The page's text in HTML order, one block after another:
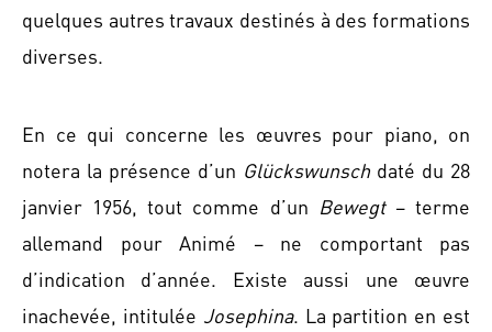
quelques autres travaux destinés à des formations
diverses.
En ce qui concerne les œuvres pour piano, on
notera la présence d’un Glückswunsch daté du 28
janvier 1956, tout comme d’un Bewegt– terme
allemand pour Animé – ne comportant pas
d’indication d’année. Existe aussi une œuvre
inachevée, intitulée Josephina. La partition en est